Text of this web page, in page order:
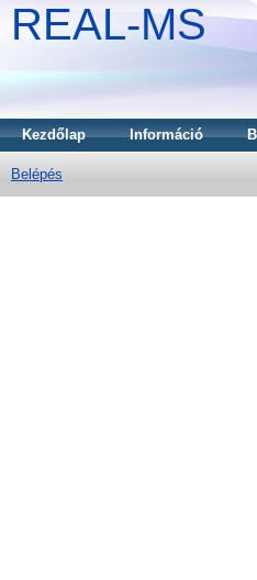
REAL-MS
Kezdőlap Információ
Belépés